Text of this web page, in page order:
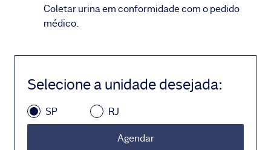
Coletar urina em conformidade com o pedido
médico.
Selecione a unidade desejada:
SP RJ
Agendar